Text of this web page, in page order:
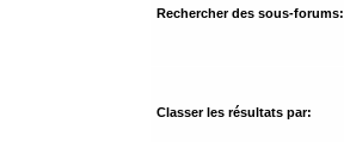
Rechercher des sous-forums:
Classer les résultats par: